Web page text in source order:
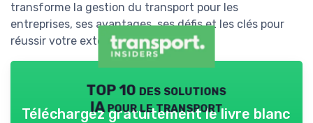
transforme la gestion du transport pour les
entreprises, ses avantages, ses défis et les clés pour
réussir votre externalisation.
TOP 10 des solutions
IA pour le transport
Téléchargez gratuitement le livre blanc